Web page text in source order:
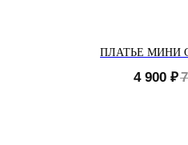
ПЛАТЬЕ МИНИ
4 900 ₽